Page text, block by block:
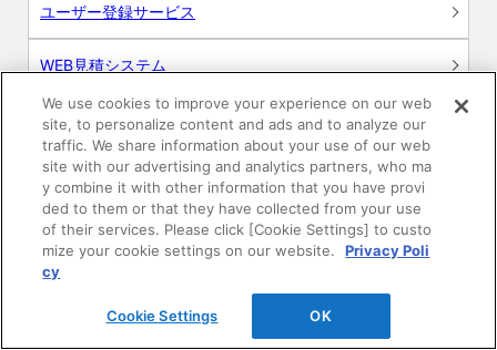
ユーザー登録サービス
WEB見積システム
収納プランニングソフト
画像
CAD
We use cookies to improve your experience on our web
site, to personalize content and ads and to analyze our
traffic. We share information about your use of our web
site with our advertising and analytics partners, who ma
y combine it with other information that you have provi
ded to them or that they have collected from your use
of their services. Please click [Cookie Settings] to custo
mize your cookie settings on our website.
Privacy Poli
cy
Cookie Settings OK